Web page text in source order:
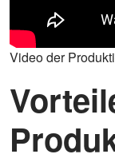
Video der